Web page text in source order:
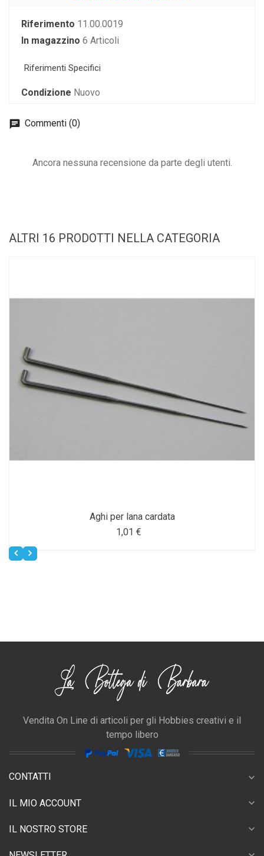
Riferimento 11.00.0019
In magazzino 6 Articoli
Riferimenti Specifici
Condizione Nuovo
Commenti (0)
Ancora nessuna recensione da parte degli utenti.
ALTRI 16 PRODOTTI NELLA CATEGORIA
Aghi per lana cardata
1,01 €
Vendita On Line di articoli per gli Hobbies creativi e il
tempo libero
CONTATTI expand_more
IL MIO ACCOUNT expand_more
IL NOSTRO STORE expand_more